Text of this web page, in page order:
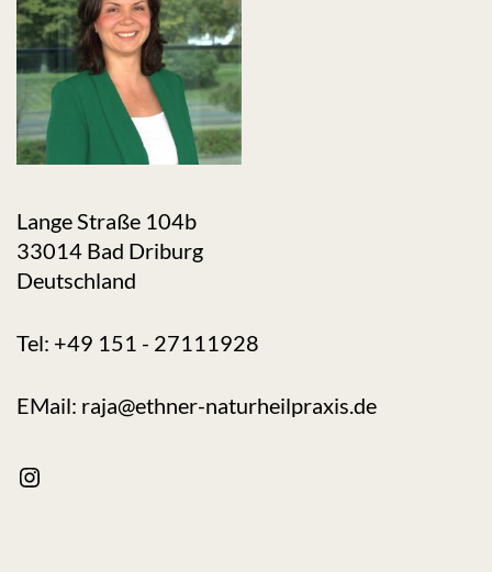
Lange Straße 104b
33014 Bad Driburg
Deutschland
Tel: +49 151 - 27111928
EMail: raja@ethner-naturheilpraxis.de